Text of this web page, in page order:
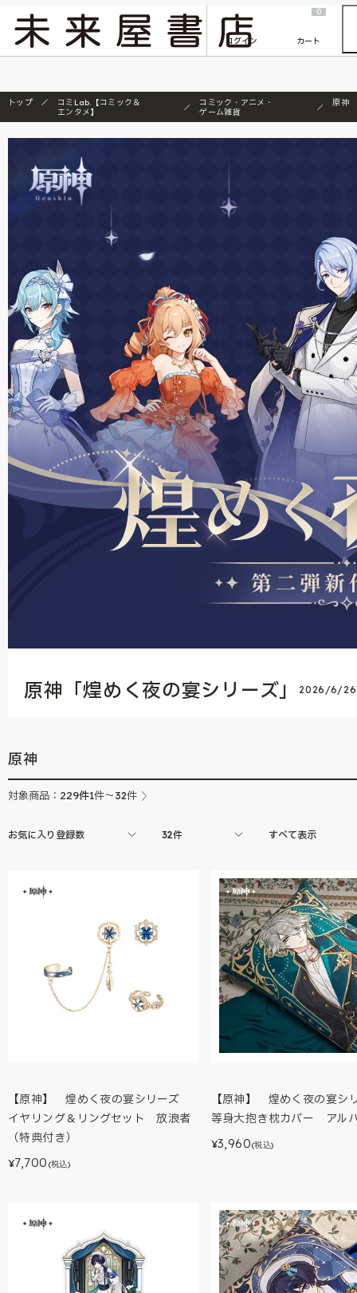
『ONE PIECE magazine 021 ONE PIECEカード付き同梱版』発売延期のご案内
ログイン
0
カート
トップ
コミLab.【コミック＆
エンタメ】
コミック・アニメ・
ゲーム雑貨
原神
原神「煌めく夜の宴シリーズ」 2026/6/26
原神
対象商品： 229件1件～32件
お気に入り登録数 32件 すべて表示
【原神】 煌めく夜の宴シリーズ
イヤリング＆リングセット 放浪者
（特典付き）
¥7,700 (税込)
【原神】 煌めく夜の宴
等身大抱き枕カバー アル
¥3,960(税込)